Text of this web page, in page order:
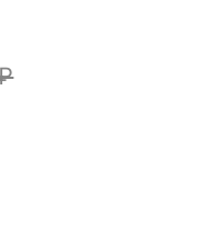
MODY М-1061